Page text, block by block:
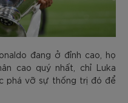
đang ở đỉnh cao, họ
cao quý nhất, chỉ Luka
phá vỡ sự thống trị đó để